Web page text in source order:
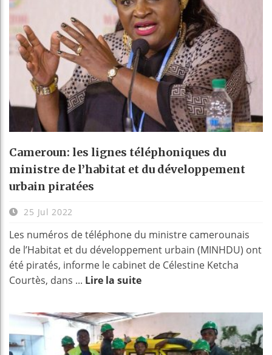
Cameroun: les lignes téléphoniques du
ministre de l’habitat et du développement
urbain piratées
25 Jul 2022
Les numéros de téléphone du ministre camerounais
de l’Habitat et du développement urbain (MINHDU) ont
été piratés, informe le cabinet de Célestine Ketcha
Courtès, dans ... Lire la suite